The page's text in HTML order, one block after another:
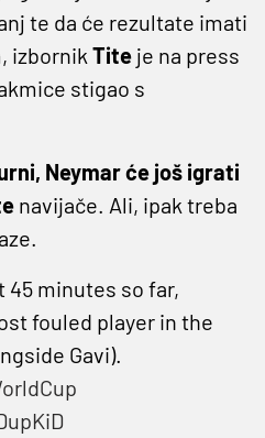
te da će rezultate imati
izbornik Tite je na press
stigao s
Neymar će još igrati
navijače. Ali, ipak treba
45 minutes so far,
fouled player in the
Gavi).